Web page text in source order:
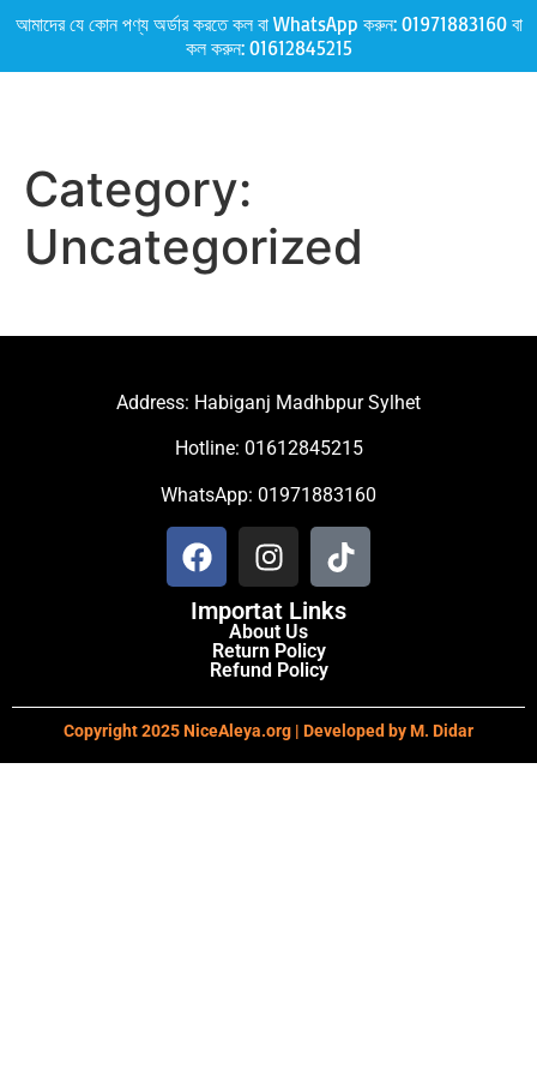
আমাদের যে কোন পণ্য অর্ডার করতে কল বা WhatsApp করুন: 01971883160বা
কল করুন: 01612845215
Category:
Uncategorized
Address: Habiganj Madhbpur Sylhet
Hotline: 01612845215
WhatsApp: 01971883160
Importat Links
About Us
Return Policy
Refund Policy
Copyright 2025 NiceAleya.org | Developed byM. Didar